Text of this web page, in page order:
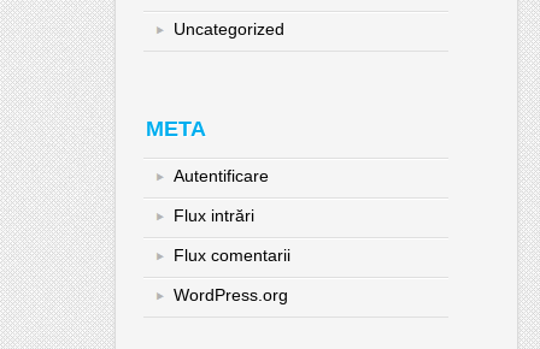
Uncategorized
META
Autentificare
Flux intrări
Flux comentarii
WordPress.org